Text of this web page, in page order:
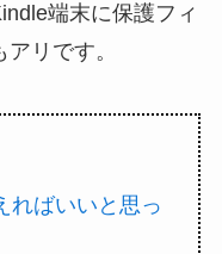
端末に保護フィ
リです。
ればいいと思っ